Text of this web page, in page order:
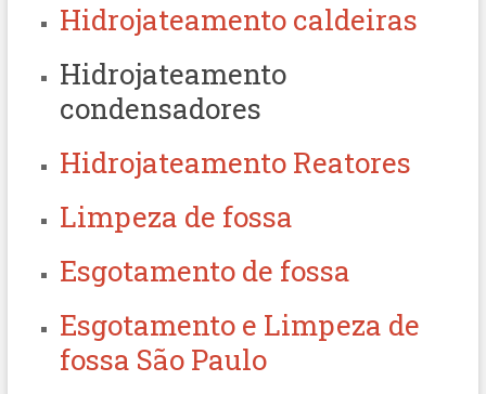
Hidrojateamento caldeiras
Hidrojateamento
condensadores
Hidrojateamento Reatores
Limpeza de fossa
Esgotamento de fossa
Esgotamento e Limpeza de
fossa São Paulo